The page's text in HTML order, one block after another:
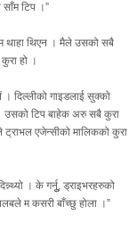
टिप ।”
थाहा थिएन । मैले उसको सबै
हो ।
। दिल्लीको गाइडलाई सुक्को
उसको टिप बाहेक अरु सबै कुरा
एजेन्सीको मालिकको कुरा
। के गर्नुू, ड्राइभरहरुको
म कसरी बाँच्छु होला ।”